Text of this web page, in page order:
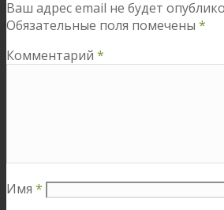
Ваш адрес email не будет
Обязательные поля помечены *
Комментарий *
Имя *